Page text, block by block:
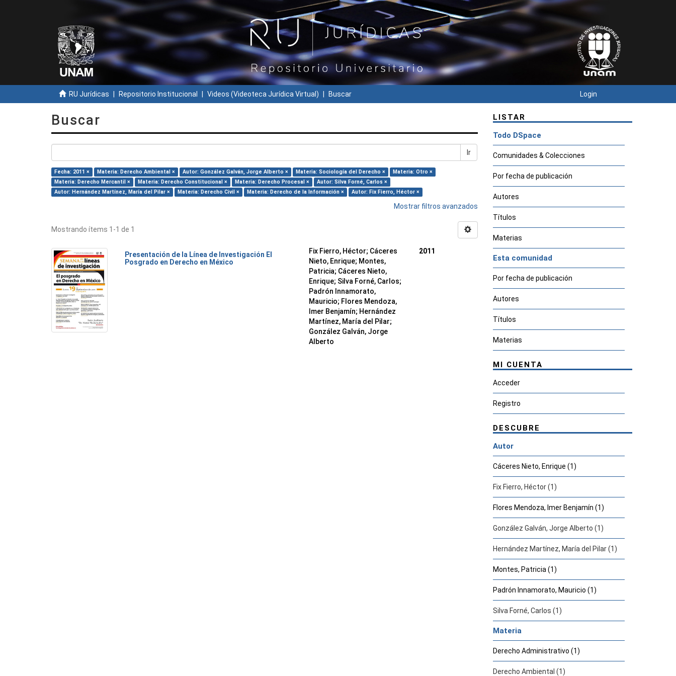
RU Jurídicas Repositorio Institucional Videos (Videoteca Jurídica Virtual) Buscar Login
Buscar
Ir
Fecha: 2011 × Materia: Derecho Ambiental × Autor: González Galván, Jorge Alberto × Materia: Sociología del Derecho ×
Materia: Otro ×
Materia: Derecho Mercantil ×
Materia: Derecho Constitucional × Materia: Derecho Procesal ×
Autor: Silva Forné, Carlos ×
Autor: Hernández Martínez, María del Pilar ×
Materia: Derecho Civil × Materia: Derecho de la Información × Autor: Fix Fierro, Héctor ×
Mostrar filtros avanzados
Mostrando ítems 1-1 de 1
Presentación de la Línea de Investigación El
Posgrado en Derecho en México
Fix Fierro, Héctor; Cáceres
Nieto, Enrique; Montes,
Patricia; Cáceres Nieto,
Enrique; Silva Forné, Carlos;
Padrón Innamorato,
Mauricio; Flores Mendoza,
Imer Benjamín; Hernández
Martínez, María del Pilar;
González Galván, Jorge
Alberto
2011
LISTAR
Todo DSpace
Comunidades & Colecciones
Por fecha de publicación
Autores
Títulos
Materias
Esta comunidad
Por fecha de publicación
Autores
Títulos
Materias
MI CUENTA
Acceder
Registro
DESCUBRE
Autor
Cáceres Nieto, Enrique (1)
Fix Fierro, Héctor (1)
Flores Mendoza, Imer Benjamín (1)
González Galván, Jorge Alberto (1)
Hernández Martínez, María del Pilar (1)
Montes, Patricia (1)
Padrón Innamorato, Mauricio (1)
Silva Forné, Carlos (1)
Materia
Derecho Administrativo (1)
Derecho Ambiental (1)